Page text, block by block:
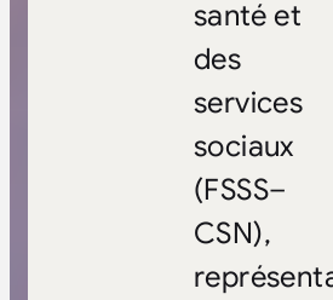
santé et
des
services
sociaux
(FSSS–
CSN),